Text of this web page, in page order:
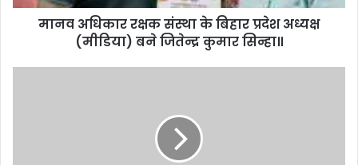
मानव अधिकार रक्षक संस्था के बिहार प्रदेश अध्यक्ष
(मीडिया) बने जितेन्द्र कुमार सिन्हा॥